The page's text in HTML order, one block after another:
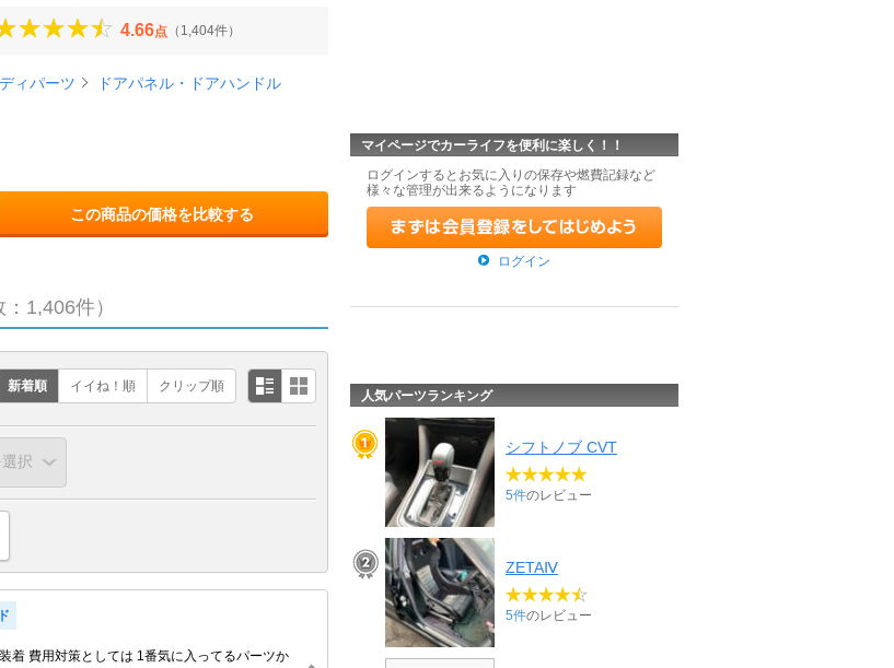
4.66点 （1,404件）
ィパーツ ドアパネル・ドアハンドル
この商品の価格を比較する
：1,406件）
新着順 イイね！順 クリップ順
着 費用対策としては 1番気に入ってるパーツか
マイページでカーライフを便利に楽しく！！
ログインするとお気に入りの保存や燃費記録など
様々な管理が出来るようになります
ログイン
人気パーツランキング
シフトノブ CVT
5件のレビュー
ZETAⅣ
5件のレビュー